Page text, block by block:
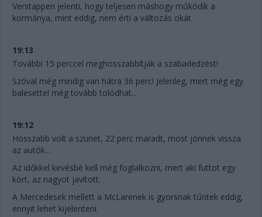
Verstappen jelenti, hogy teljesen máshogy működik a
kormánya, mint eddig, nem érti a változás okát.
19:13
További 15 perccel meghosszabbítják a szabadedzést!
Szóval még mindig van hátra 36 perc! Jelenleg, mert még egy
balesettel még tovább tolódhat...
19:12
Hosszabb volt a szünet, 22 perc maradt, most jönnek vissza
az autók...
Az időkkel kevésbé kell még foglalkozni, mert aki futtot egy
kört, az nagyot javított.
A Mercedesek mellett a McLarenek is gyorsnak tűntek eddig,
ennyit lehet kijelenteni.